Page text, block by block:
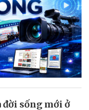
đời sống mới ở